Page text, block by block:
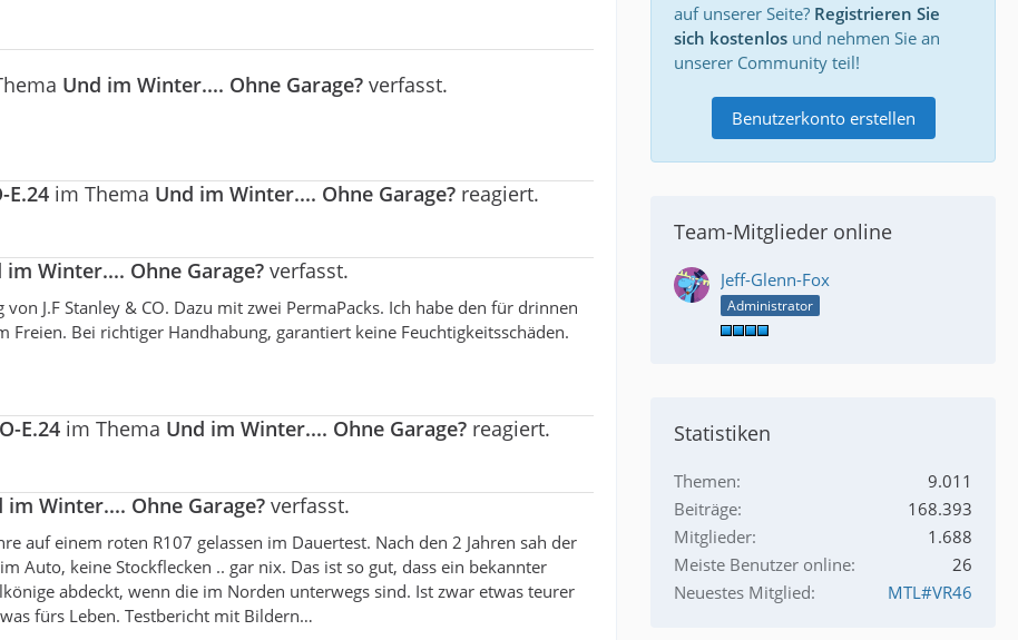
Und im Winter.... Ohne Garage? verfasst.
E.24 im Thema Und im Winter.... Ohne Garage? reagiert.
im Winter.... Ohne Garage? verfasst.
J.F Stanley & CO. Dazu mit zwei PermaPacks. Ich habe den für drinnen
Freien. Bei richtiger Handhabung, garantiert keine Feuchtigkeitsschäden.
O-E.24 im Thema Und im Winter.... Ohne Garage? reagiert.
im Winter.... Ohne Garage? verfasst.
auf einem roten R107 gelassen im Dauertest. Nach den 2 Jahren sah der
Auto, keine Stockflecken .. gar nix. Das ist so gut, dass ein bekannter
abdeckt, wenn die im Norden unterwegs sind. Ist zwar etwas teurer
fürs Leben. Testbericht mit Bildern…
auf unserer Seite? Registrieren Sie
sich kostenlos und nehmen Sie an
unserer Community teil!
Benutzerkonto erstellen
Team-Mitglieder online
Jeff-Glenn-Fox
Administrator
Statistiken
Themen
9.011
Beiträge
168.393
Mitglieder
1.688
Meiste Benutzer online
26
Neuestes Mitglied
MTL#VR46